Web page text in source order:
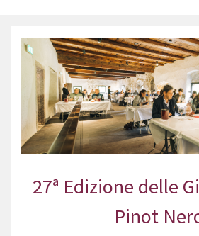
27ª Edizione delle
Pinot